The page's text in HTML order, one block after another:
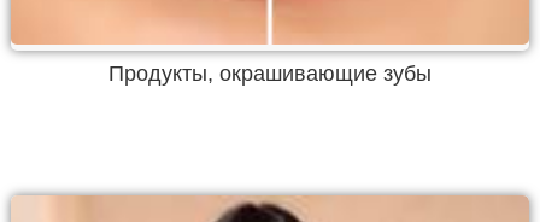
Продукты, окрашивающие зубы